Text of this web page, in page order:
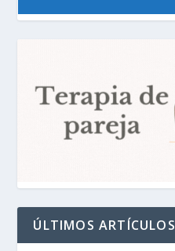
ÚLTIMOS ARTÍCULOS